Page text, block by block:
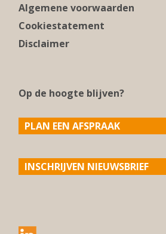
Algemene voorwaarden
Cookiestatement
Disclaimer
Op de hoogte blijven?
PLAN EEN AFSPRAAK
INSCHRIJVEN NIEUWSBRIEF